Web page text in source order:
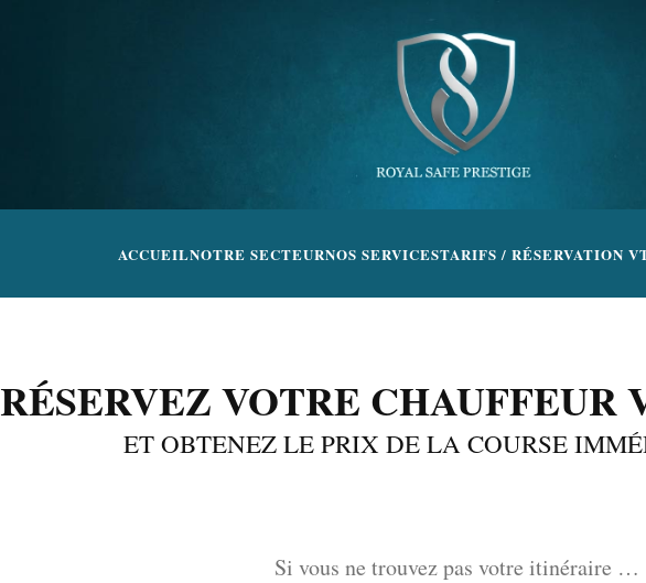
ACCUEILNOTRE SECTEURNOS SERVICESTARIFS / RÉSERVATION
RÉSERVEZ VOTRE CHAUFFEUR
ET OBTENEZ LE PRIX DE LA COURSE
Si vous ne trouvez pas votre itinéraire …